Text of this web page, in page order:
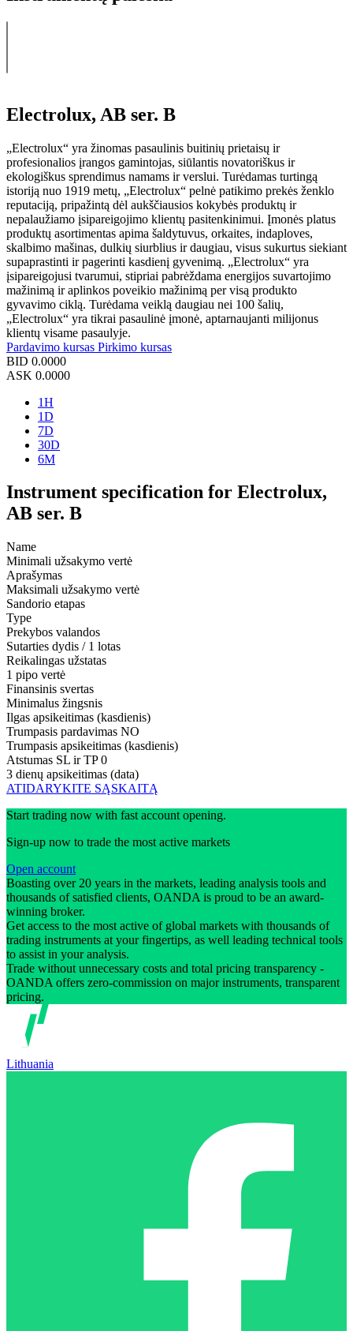
Electrolux, AB ser. B
„Electrolux“ yra žinomas pasaulinis buitinių prietaisų ir
profesionalios įrangos gamintojas, siūlantis novatoriškus ir
ekologiškus sprendimus namams ir verslui. Turėdamas turtingą
istoriją nuo 1919 metų, „Electrolux“ pelnė patikimo prekės ženklo
reputaciją, pripažintą dėl aukščiausios kokybės produktų ir
nepalaužiamo įsipareigojimo klientų pasitenkinimui. Įmonės platus
produktų asortimentas apima šaldytuvus, orkaites, indaploves,
skalbimo mašinas, dulkių siurblius ir daugiau, visus sukurtus siekiant
supaprastinti ir pagerinti kasdienį gyvenimą. „Electrolux“ yra
įsipareigojusi tvarumui, stipriai pabrėždama energijos suvartojimo
mažinimą ir aplinkos poveikio mažinimą per visą produkto
gyvavimo ciklą. Turėdama veiklą daugiau nei 100 šalių,
„Electrolux“ yra tikrai pasaulinė įmonė, aptarnaujanti milijonus
klientų visame pasaulyje.
Pardavimo kursas Pirkimo kursas
BID 0.0000
ASK 0.0000
1H
1D
7D
30D
6M
Instrument specification for Electrolux,
AB ser. B
Name
Minimali užsakymo vertė
Aprašymas
Maksimali užsakymo vertė
Sandorio etapas
Type
Prekybos valandos
Sutarties dydis / 1 lotas
Reikalingas užstatas
1 pipo vertė
Finansinis svertas
Minimalus žingsnis
Ilgas apsikeitimas (kasdienis)
Trumpasis pardavimas NO
Trumpasis apsikeitimas (kasdienis)
Atstumas SL ir TP 0
3 dienų apsikeitimas (data)
ATIDARYKITE SĄSKAITĄ
Start trading now with fast account opening.
Sign-up now to trade the most active markets
Open account
Boasting over 20 years in the markets, leading analysis tools and
thousands of satisfied clients, OANDA is proud to be an award-
winning broker.
Get access to the most active of global markets with thousands of
trading instruments at your fingertips, as well leading technical tools
to assist in your analysis.
Trade without unnecessary costs and total pricing transparency -
OANDA offers zero-commission on major instruments, transparent
pricing.
Lithuania